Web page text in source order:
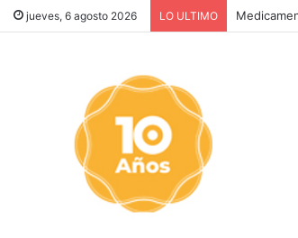
jueves, 6 agosto 2026 LO ULTIMO Milei